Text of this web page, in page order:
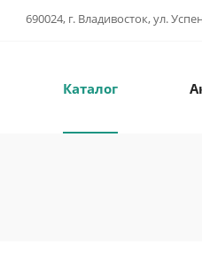
690024, г. Владивосток, ул.
Каталог